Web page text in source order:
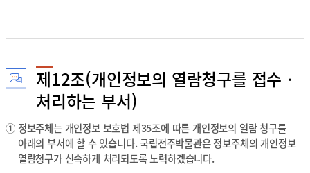
을
공
하
는
니
제12조(개인정보의 열람청구를 접수‧
처리하는 부서)
① 정보주체는 개인정보 보호법 제35조에 따른 개인정보의 열람 청구를
아래의 부서에 할 수 있습니다. 국립전주박물관은 정보주체의 개인정보
열람청구가 신속하게 처리되도록 노력하겠습니다.